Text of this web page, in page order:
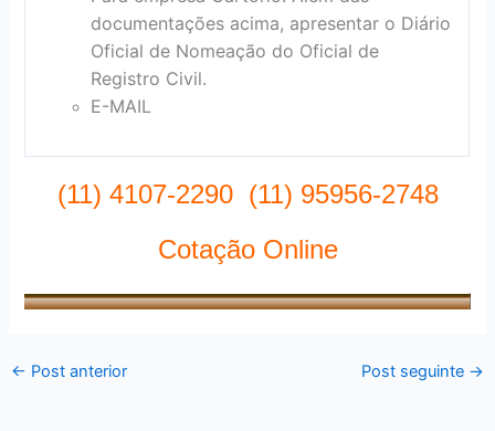
documentações acima, apresentar o Diário
Oficial de Nomeação do Oficial de
Registro Civil.
E-MAIL
(11) 4107-2290 (11) 95956-2748
Cotação Online
← Post anterior Post seguinte →